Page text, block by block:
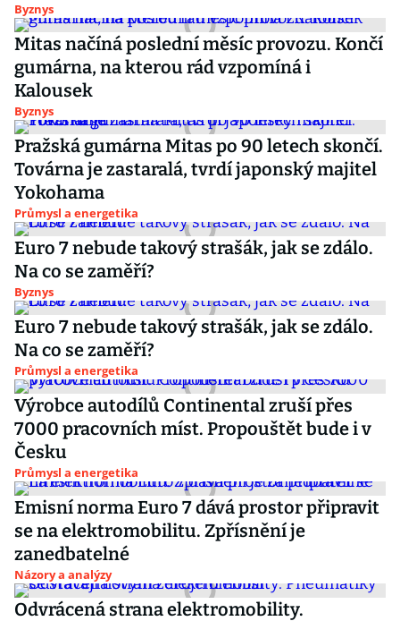
Byznys
Mitas načíná poslední měsíc provozu. Končí
gumárna, na kterou rád vzpomíná i
Kalousek
Byznys
Pražská gumárna Mitas po 90 letech skončí.
Továrna je zastaralá, tvrdí japonský majitel
Yokohama
Průmysl a energetika
Euro 7 nebude takový strašák, jak se zdálo.
Na co se zaměří?
Byznys
Euro 7 nebude takový strašák, jak se zdálo.
Na co se zaměří?
Průmysl a energetika
Výrobce autodílů Continental zruší přes
7000 pracovních míst. Propouštět bude i v
Česku
Průmysl a energetika
Emisní norma Euro 7 dává prostor připravit
se na elektromobilitu. Zpřísnění je
zanedbatelné
Názory a analýzy
Odvrácená strana elektromobility.